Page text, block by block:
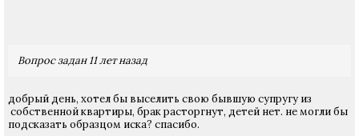
Вопрос задан 11 лет назад
добрый день, хотел бы выселить свою бывшую супругу из
собственной квартиры, брак расторгнут, детей нет. не могли бы
подсказать образцом иска? спасибо.